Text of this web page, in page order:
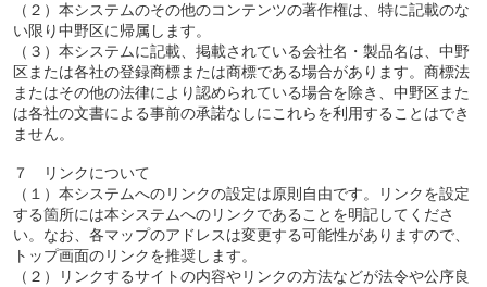
（２）本システムのその他のコンテンツの著作権は、特に記載のな
い限り中野区に帰属します。
（３）本システムに記載、掲載されている会社名・製品名は、中野
区または各社の登録商標または商標である場合があります。商標法
またはその他の法律により認められている場合を除き、中野区また
は各社の文書による事前の承諾なしにこれらを利用することはでき
ません。
７ リンクについて
（１）本システムへのリンクの設定は原則自由です。リンクを設定
する箇所には本システムへのリンクであることを明記してくださ
い。なお、各マップのアドレスは変更する可能性がありますので、
トップ画面のリンクを推奨します。
（２）リンクするサイトの内容やリンクの方法などが法令や公序良